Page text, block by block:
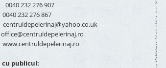
0040 232 276 907
232 276 867
centruldepelerinaj@yahoo.co.uk
office@centruldepelerinaj.ro
www.centruldepelerinaj.ro
cu publicul: